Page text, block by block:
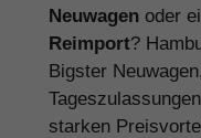
Neuwagen oder
Reimport?
Bigster
starken